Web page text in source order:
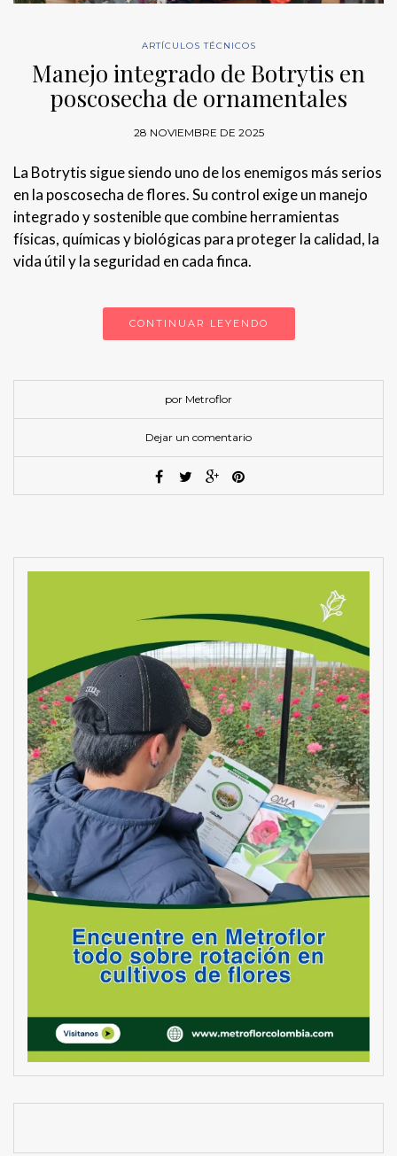
ARTÍCULOS TÉCNICOS
Manejo integrado de Botrytis en
poscosecha de ornamentales
28 NOVIEMBRE DE 2025
La Botrytis sigue siendo uno de los enemigos más serios
en la poscosecha de flores. Su control exige un manejo
integrado y sostenible que combine herramientas
físicas, químicas y biológicas para proteger la calidad, la
vida útil y la seguridad en cada finca.
CONTINUAR LEYENDO
por Metroflor
Dejar un comentario